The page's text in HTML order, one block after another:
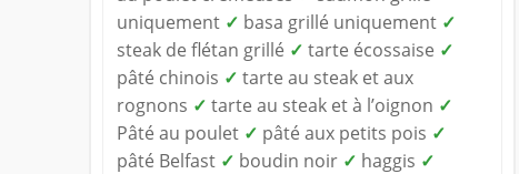
uniquement ✓ basa grillé uniquement ✓
steak de flétan grillé ✓ tarte écossaise ✓
pâté chinois ✓ tarte au steak et aux
rognons ✓ tarte au steak et à l’oignon ✓
Pâté au poulet ✓ pâté aux petits pois ✓
pâté Belfast ✓ boudin noir ✓ haggis ✓